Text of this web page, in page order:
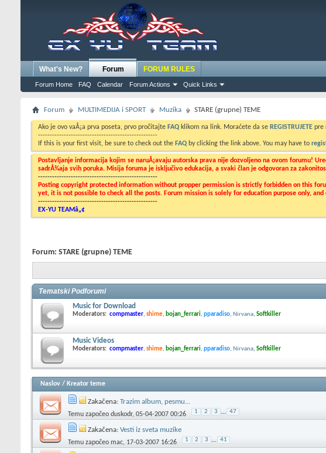
What's New? Forum
Forum Home FAQ Calendar Forum Actions Quick Links
FORUM RULES
Forum MULTIMEDIJA i SPORT Muzika STARE (grupne) TEME
Ako je ovo vaÅ¡a prva poseta, prvo pročitajte FAQ klikom na link. Moraćete da se REGISTRUJETE pre
---------------------------------------------------
If this is your first visit, be sure to check out the FAQ by clicking the link above. You may have to
Postavljanje informacija kojim se naruÅ¡avaju autorska prava nije dozvoljeno na ovom forumu!
sadrÅ¾aja svih poruka. Misija foruma je isključivo edukacija, a svaki član je odgovoran za
---------------------------------------------------
Posting copyright protected information without propper permission is strictly forbidden on this
yet, it is not possible to check all the posts. Forum mission is solely for education purpose only,
---------------------------------------------------
EX-YU TEAMâ„¢
Forum: STARE (grupne) TEME
Tematski Podforumi
Music for Download
Moderators: compmaster, shime, bojan_ferrari, pparadiso, Nirvana, Softkiller
Music Videos
Moderators: compmaster, shime, bojan_ferrari, pparadiso, Nirvana, Softkiller
Naslov / Kreator teme
Zakačena: Trazim album, pesmu...
Temu započeo duskodr, 05-04-2007 00:26 1 2 3 ... 47
Zakačena: Vesti iz sveta muzike
Temu započeo mac, 17-03-2007 16:26 1 2 3 ... 41